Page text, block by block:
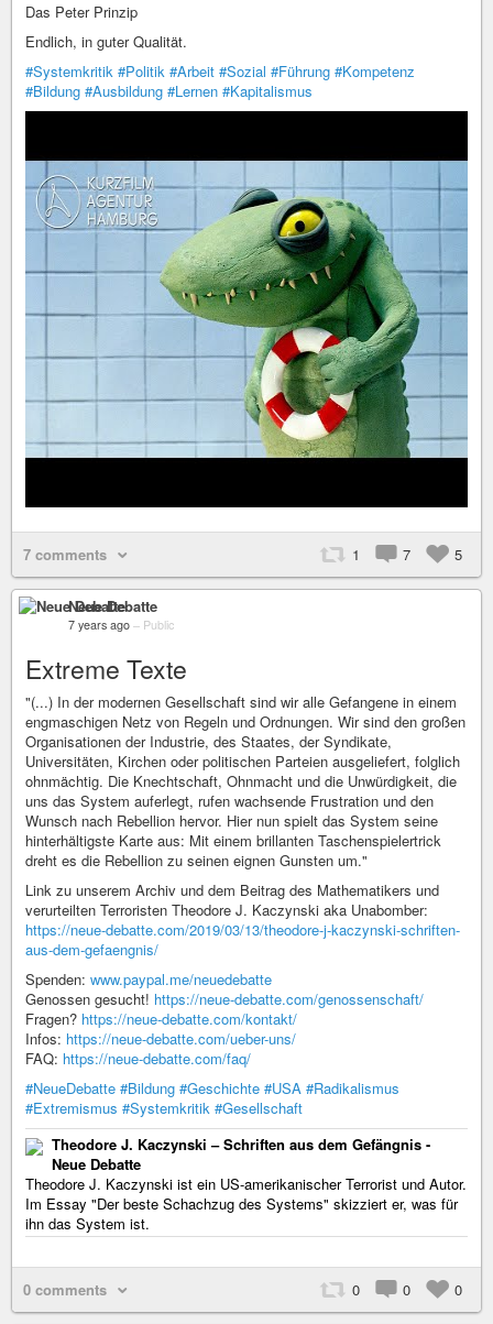
Das Peter Prinzip
Endlich, in guter Qualität.
#Systemkritik #Politik #Arbeit #Sozial #Führung #Kompetenz
#Bildung #Ausbildung #Lernen #Kapitalismus
7 comments 1 7 5
Neue Debatte
7 years ago – Public
Extreme Texte
"(...) In der modernen Gesellschaft sind wir alle Gefangene in einem
engmaschigen Netz von Regeln und Ordnungen. Wir sind den großen
Organisationen der Industrie, des Staates, der Syndikate,
Universitäten, Kirchen oder politischen Parteien ausgeliefert, folglich
ohnmächtig. Die Knechtschaft, Ohnmacht und die Unwürdigkeit, die
uns das System auferlegt, rufen wachsende Frustration und den
Wunsch nach Rebellion hervor. Hier nun spielt das System seine
hinterhältigste Karte aus: Mit einem brillanten Taschenspielertrick
dreht es die Rebellion zu seinen eignen Gunsten um."
Link zu unserem Archiv und dem Beitrag des Mathematikers und
verurteilten Terroristen Theodore J. Kaczynski aka Unabomber:
https://neue-debatte.com/2019/03/13/theodore-j-kaczynski-schriften-
aus-dem-gefaengnis/
Spenden: www.paypal.me/neuedebatte
Genossen gesucht! https://neue-debatte.com/genossenschaft/
Fragen? https://neue-debatte.com/kontakt/
Infos: https://neue-debatte.com/ueber-uns/
FAQ: https://neue-debatte.com/faq/
#NeueDebatte #Bildung #Geschichte #USA #Radikalismus
#Extremismus #Systemkritik #Gesellschaft
Theodore J. Kaczynski – Schriften aus dem Gefängnis -
Neue Debatte
Theodore J. Kaczynski ist ein US-amerikanischer Terrorist und Autor.
Im Essay "Der beste Schachzug des Systems" skizziert er, was für
ihn das System ist.
0 comments 0 0 0